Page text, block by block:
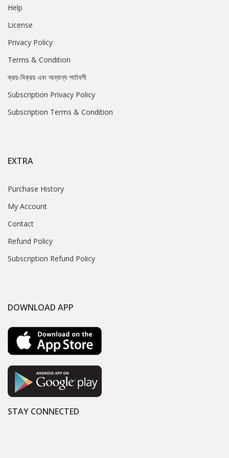
Help
License
Privacy Policy
Terms & Condition
ক্রয়-বিক্রয় এবং অন্যান্য শর্তাবলী
Subscription Privacy Policy
Subscription Terms & Condition
EXTRA
Purchase History
My Account
Contact
Refund Policy
Subscription Refund Policy
DOWNLOAD APP
STAY CONNECTED